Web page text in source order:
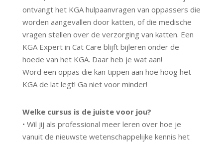
ontvangt het KGA hulpaanvragen van oppassers die
worden aangevallen door katten, of die medische
vragen stellen over de verzorging van katten. Een
KGA Expert in Cat Care blijft bijleren onder de
hoede van het KGA. Daar heb je wat aan!
Word een oppas die kan tippen aan hoe hoog het
KGA de lat legt! Ga niet voor minder!
Welke cursus is de juiste voor jou?
• Wil jij als professional meer leren over hoe je
vanuit de nieuwste wetenschappelijke kennis het